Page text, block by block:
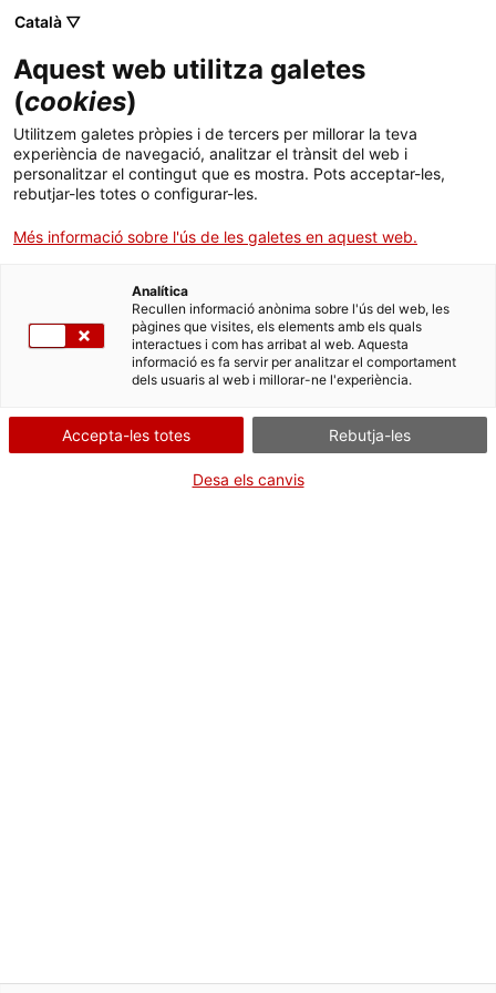
Menú
Tràmits Gencat
Idioma: ca
Subvencions als agents de suport a
la internacionalització acreditats
per ACCIÓ
Què necessites fer?
Consulta a continuació totes les opcions
correspongui amb el teu cas i podràs
accedir a tota la informació i condicions de
Català ▽
Aquest web utilitza galetes
(cookies)
Utilitzem galetes pròpies i de tercers per millorar la teva
experiència de navegació, analitzar el trànsit del web i
personalitzar el contingut que es mostra. Pots acceptar-les,
rebutjar-les totes o configurar-les.
Més informació sobre l'ús de les galetes en aquest web.
Analítica
Recullen informació anònima sobre l'ús del web, les
pàgines que visites, els elements amb els quals
interactues i com has arribat al web. Aquesta
informació es fa servir per analitzar el comportament
dels usuaris al web i millorar-ne l'experiència.
Accepta-les totes Rebutja-les
Desa els canvis